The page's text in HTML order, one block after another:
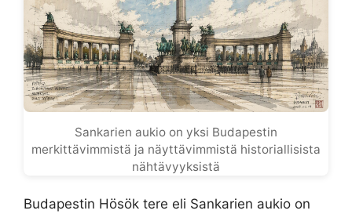
Sankarien aukio on yksi Budapestin
merkittävimmistä ja näyttävimmistä historiallisista
nähtävyyksistä
Budapestin Hösök tere eli Sankarien aukio on